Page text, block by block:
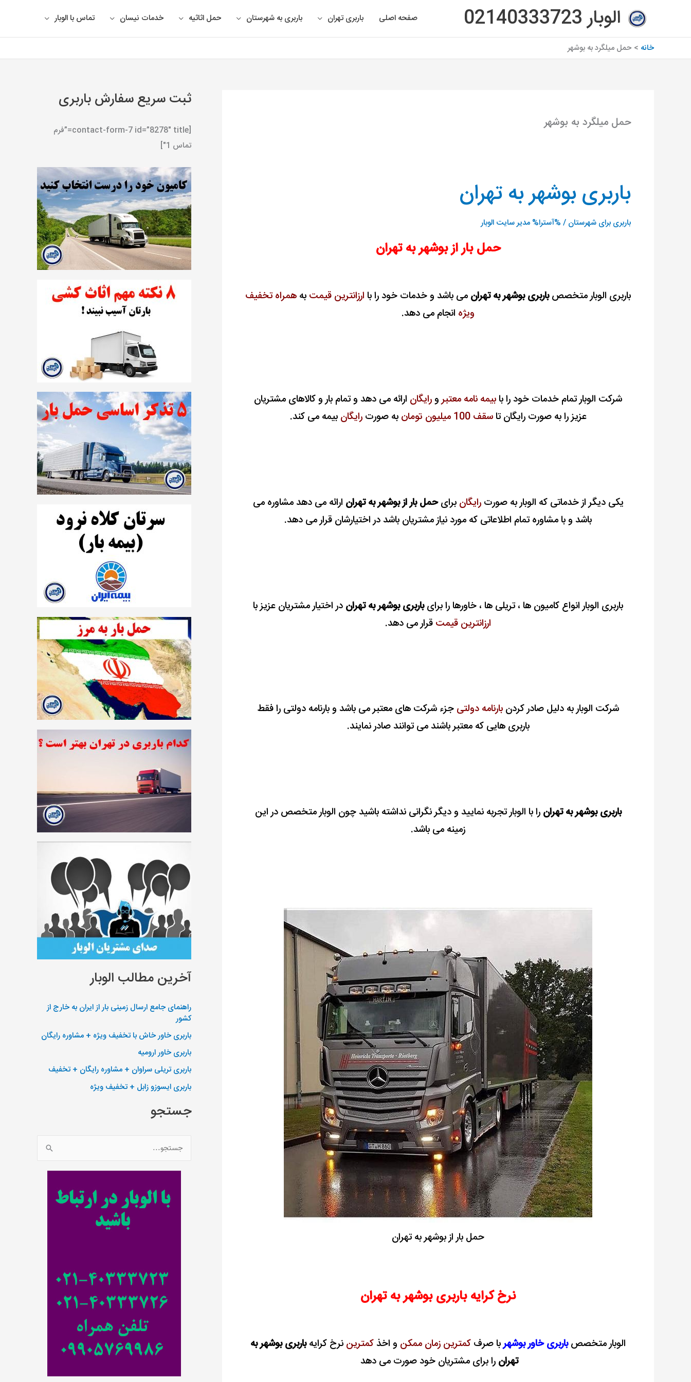
محتوا
الوبار 02140333723 صفحه اصلی باربری تهران باربری به شهرستان حمل اثاثیه خدمات نیسان تماس با الوبار
خانه حمل میلگرد به بوشهر
حمل میلگرد به بوشهر
باربری بوشهر به تهران
باربری برای شهرستان / %آسترا% مدیر سایت الوبار
حمل بار از بوشهر به تهران
باربری الوبار متخصصباربری بوشهر به تهران می باشد و خدمات خود را با ارزانترین قیمت به همراه تخفیف
ویژه انجام می دهد.
شرکت الوبار تمام خدمات خود را بابیمه نامه معتبرورایگان ارائه می دهد و تمام بار و کالاهای مشتریان
عزیز را به صورت رایگان تاسقف 100 میلیون تومان به صورترایگان بیمه می کند.
یکی دیگر از خدماتی که الوبار به صورترایگان برایحمل بار از بوشهر به تهران ارائه می دهد مشاوره می
باشد و با مشاوره تمام اطلاعاتی که مورد نیاز مشتریان باشد در اختیارشان قرار می دهد.
باربری الوبار انواع کامیون ها ، تریلی ها ، خاورها را برایباربری بوشهر به تهران در اختیار مشتریان عزیز با
ارزانترین قیمت قرار می دهد.
شرکت الوبار به دلیل صادر کردن بارنامه دولتی جزء شرکت های معتبر می باشد و بارنامه دولتی را فقط
باربری هایی که معتبر باشند می توانند صادر نمایند.
باربری بوشهر به تهران را با الوبار تجربه نمایید و دیگر نگرانی نداشته باشید چون الوبار متخصص در این
زمینه می باشد.
حمل بار از بوشهر به تهران
نرخ کرایه باربری بوشهر به تهران
الوبار متخصصباربری خاور بوشهربا صرف کمترین زمان ممکن و اخذکمترین نرخ کرایهباربری بوشهر به
تهران را برای مشتریان خود صورت می دهد
باربری
بوشهر
تهران
ثبت سریع سفارش باربری
[contact-form-7 id=”8278″ title=”فرم
تماس 1″]
آخرین مطالب الوبار
راهنمای جامع ارسال زمینی بار از ایران به خارج از
کشور
باربری خاور خاش با تخفیف ویژه + مشاوره رایگان
باربری خاور ارومیه
باربری تریلی سراوان + مشاوره رایگان + تخفیف
باربری ایسوزو زابل + تخفیف ویژه
جستجو